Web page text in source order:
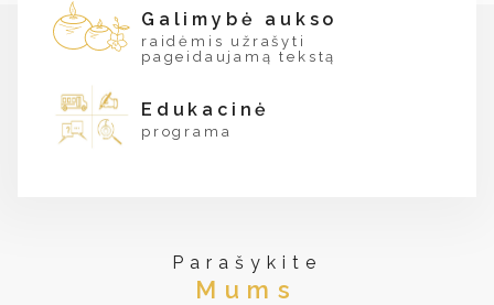
Galimybė aukso
raidėmis užrašyti
pageidaujamą tekstą
Edukacinė
programa
Parašykite
Mums